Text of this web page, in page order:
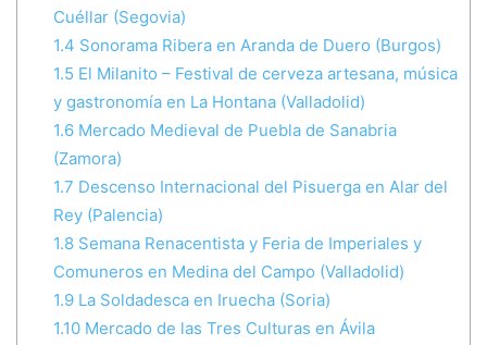
Cuéllar (Segovia)
1.4 Sonorama Ribera en Aranda de Duero (Burgos)
1.5 El Milanito – Festival de cerveza artesana, música
y gastronomía en La Hontana (Valladolid)
1.6Mercado Medieval de Puebla de Sanabria
(Zamora)
1.7 Descenso Internacional del Pisuerga en Alar del
Rey (Palencia)
1.8Semana Renacentista y Feria de Imperiales y
Comuneros en Medina del Campo (Valladolid)
1.9La Soldadesca en Iruecha (Soria)
1.10Mercado de las Tres Culturas en Ávila